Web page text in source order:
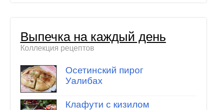
Выпечка на каждый день
Коллекция рецептов
Осетинский пирог
Уалибах
Клафути с кизилом